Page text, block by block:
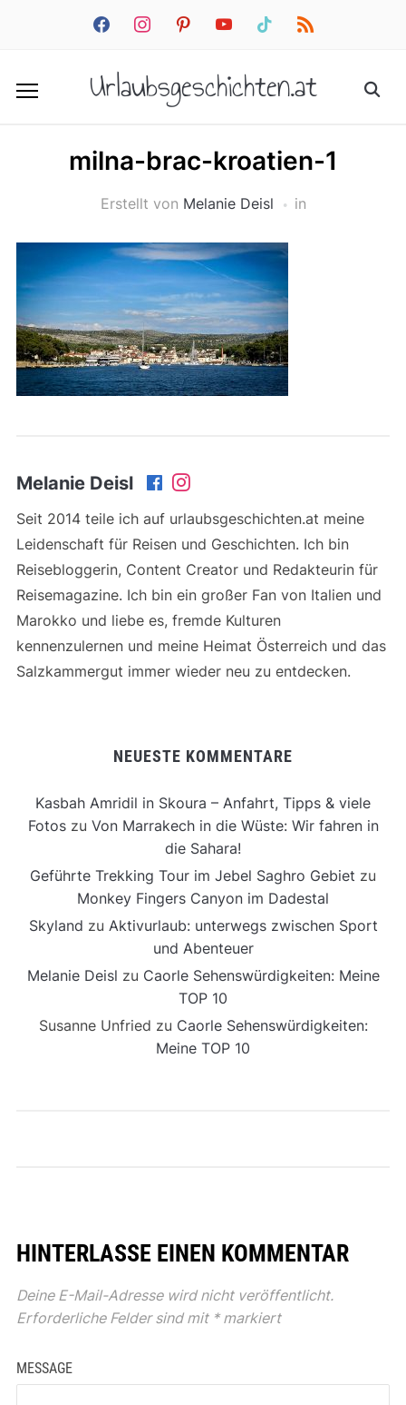
facebookinstagrampinterestyoutube tiktok rss
Urlaubsgeschichten.at
milna-brac-kroatien-1
Erstellt von Melanie Deisl in
Melanie Deisl
Seit 2014 teile ich auf urlaubsgeschichten.at meine
Leidenschaft für Reisen und Geschichten. Ich bin
Reisebloggerin, Content Creator und Redakteurin für
Reisemagazine. Ich bin ein großer Fan von Italien und
Marokko und liebe es, fremde Kulturen
kennenzulernen und meine Heimat Österreich und das
Salzkammergut immer wieder neu zu entdecken.
NEUESTE KOMMENTARE
Kasbah Amridil in Skoura – Anfahrt, Tipps & viele
Fotoszu Von Marrakech in die Wüste: Wir fahren in
die Sahara!
Geführte Trekking Tour im Jebel Saghro Gebiet zu
Monkey Fingers Canyon im Dadestal
Skyland zu Aktivurlaub: unterwegs zwischen Sport
und Abenteuer
Melanie Deisl zu Caorle Sehenswürdigkeiten: Meine
TOP 10
Susanne Unfried zu Caorle Sehenswürdigkeiten:
Meine TOP 10
HINTERLASSE EINEN KOMMENTAR
Deine E-Mail-Adresse wird nicht veröffentlicht.
Erforderliche Felder sind mit *markiert
MESSAGE